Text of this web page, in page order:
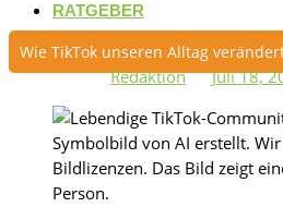
RATGEBER
Wie TikTok unseren Alltag
Redaktion Juli 18,
Symbolbild von AI erstellt.
Bildlizenzen. Das Bild zeigt
Person.